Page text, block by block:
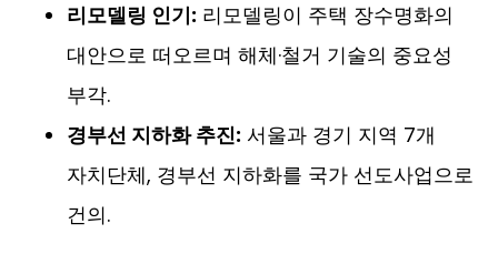
리모델링 인기: 리모델링이 주택 장수명화의
대안으로 떠오르며 해체·철거 기술의 중요성
부각.
경부선 지하화 추진: 서울과 경기 지역 7개
자치단체, 경부선 지하화를 국가 선도사업으로
건의.